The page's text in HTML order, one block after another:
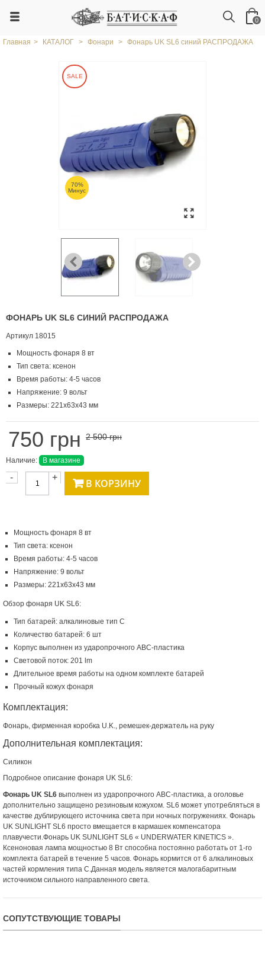
0
Главная > КАТАЛОГ > Фонари > Фонарь UK SL6 синий РАСПРОДАЖА
SALE
70%
Минус
ФОНАРЬ UK SL6 СИНИЙ РАСПРОДАЖА
Артикул 18015
Мощность фонаря 8 вт
Тип света: ксенон
Время работы: 4-5 часов
Напряжение: 9 вольт
Размеры: 221х63х43 мм
750 грн 2 500 грн
Наличие: В магазине
- + В КОРЗИНУ
Мощность фонаря 8 вт
Тип света: ксенон
Время работы: 4-5 часов
Напряжение: 9 вольт
Размеры: 221х63х43 мм
Обзор фонаря UK SL6:
Тип батарей: алкалиновые тип С
Количество батарей: 6 шт
Корпус выполнен из ударопрочного АВС-пластика
Световой поток: 201 lm
Длительное время работы на одном комплекте батарей
Прочный кожух фонаря
Комплектация:
Фонарь, фирменная коробка U.K., ремешек-держатель на руку
Дополнительная комплектация:
Силикон
Подробное описание фонаря UK SL6:
Фонарь UK SL6 выполнен из ударопрочного ABC-пластика, а оголовье
дополнительно защищено резиновым кожухом. SL6 может употребляться в
качестве дублирующего источника света при ночных погружениях. Фонарь
UK SUNLIGHT SL6 просто вмещается в кармашек компенсатора
плавучести.Фонарь UK SUNLIGHT SL6 « UNDERWATER KINETICS ».
Ксеноновая лампа мощностью 8 Вт способна постоянно работать от 1-го
комплекта батарей в течение 5 часов. Фонарь кормится от 6 алкалиновых
частей кормления типа C.Данная модель является малогабаритным
источником сильного направленного света.
СОПУТСТВУЮЩИЕ ТОВАРЫ